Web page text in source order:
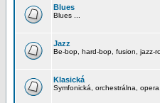
Blues
Blues ...
Jazz
Be-bop, hard-bop, fusion, jazz-
Klasická
Symfonická, orchestrálna,